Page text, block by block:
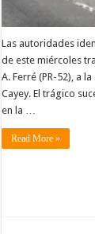
Las autoridades
de este miércoles
A. Ferré (PR-52), a
Cayey. El trágico
en la …
Read More »